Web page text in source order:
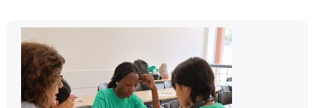
Informació
complementària
Contacte